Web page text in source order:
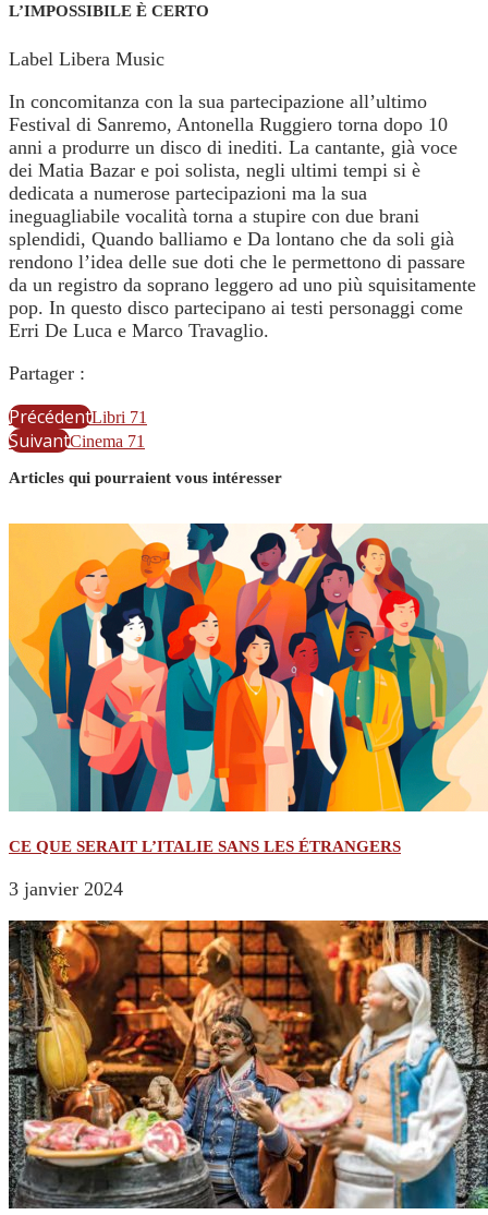
L’IMPOSSIBILE È CERTO
Label Libera Music
In concomitanza con la sua partecipazione all’ultimo
Festival di Sanremo, Antonella Ruggiero torna dopo 10
anni a produrre un disco di inediti. La cantante, già voce
dei Matia Bazar e poi solista, negli ultimi tempi si è
dedicata a numerose partecipazioni ma la sua
ineguagliabile vocalità torna a stupire con due brani
splendidi, Quando balliamo e Da lontano che da soli già
rendono l’idea delle sue doti che le permettono di passare
da un registro da soprano leggero ad uno più squisitamente
pop. In questo disco partecipano ai testi personaggi come
Erri De Luca e Marco Travaglio.
Partager :
PrécédentLibri 71
SuivantCinema 71
Articles qui pourraient vous intéresser
CE QUE SERAIT L’ITALIE SANS LES ÉTRANGERS
3 janvier 2024